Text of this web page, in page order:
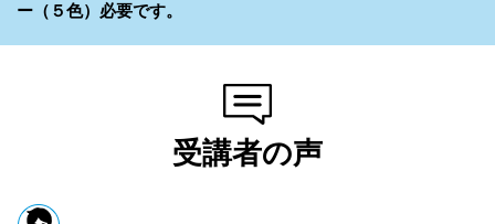
ー（５色）必要です。
受講者の声